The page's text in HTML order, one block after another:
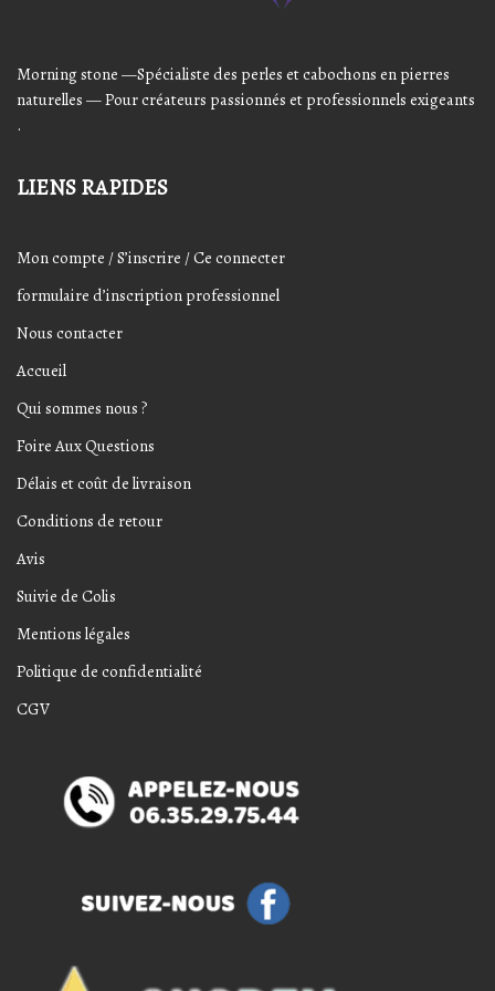
Morning stone —Spécialiste des perles et cabochons en pierres
naturelles — Pour créateurs passionnés et professionnels exigeants
.
LIENS RAPIDES
Mon compte / S’inscrire / Ce connecter
formulaire d’inscription professionnel
Nous contacter
Accueil
Qui sommes nous ?
Foire Aux Questions
Délais et coût de livraison
Conditions de retour
Avis
Suivie de Colis
Mentions légales
Politique de confidentialité
CGV